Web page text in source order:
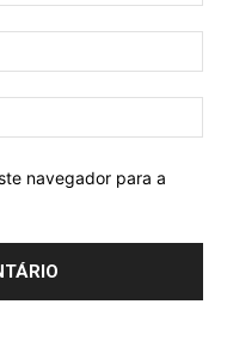
navegador para a